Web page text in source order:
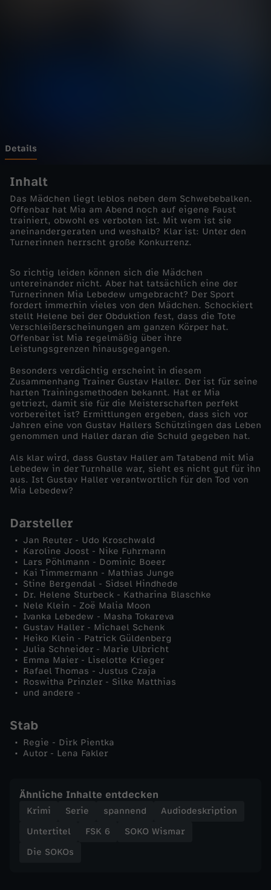
o
n
k
u
r
r
e
n
t
i
n
n
e
n
Details
Inhalt
Das Mädchen liegt leblos neben dem Schwebebalken.
Offenbar hat Mia am Abend noch auf eigene Faust
trainiert, obwohl es verboten ist. Mit wem ist sie
aneinandergeraten und weshalb? Klar ist: Unter den
Turnerinnen herrscht große Konkurrenz.
So richtig leiden können sich die Mädchen
untereinander nicht. Aber hat tatsächlich eine der
Turnerinnen Mia Lebedew umgebracht? Der Sport
fordert immerhin vieles von den Mädchen. Schockiert
stellt Helene bei der Obduktion fest, dass die Tote
Verschleißerscheinungen am ganzen Körper hat.
Offenbar ist Mia regelmäßig über ihre
Leistungsgrenzen hinausgegangen.
Besonders verdächtig erscheint in diesem
Zusammenhang Trainer Gustav Haller. Der ist für seine
harten Trainingsmethoden bekannt. Hat er Mia
getriezt, damit sie für die Meisterschaften perfekt
vorbereitet ist? Ermittlungen ergeben, dass sich vor
Jahren eine von Gustav Hallers Schützlingen das Leben
genommen und Haller daran die Schuld gegeben hat.
Als klar wird, dass Gustav Haller am Tatabend mit Mia
Lebedew in der Turnhalle war, sieht es nicht gut für ihn
aus. Ist Gustav Haller verantwortlich für den Tod von
Mia Lebedew?
Darsteller
Jan Reuter - Udo Kroschwald
Karoline Joost - Nike Fuhrmann
Lars Pöhlmann - Dominic Boeer
Kai Timmermann - Mathias Junge
Stine Bergendal - Sidsel Hindhede
Dr. Helene Sturbeck - Katharina Blaschke
Nele Klein - Zoë Malia Moon
Ivanka Lebedew - Masha Tokareva
Gustav Haller - Michael Schenk
Heiko Klein - Patrick Güldenberg
Julia Schneider - Marie Ulbricht
Emma Maier - Liselotte Krieger
Rafael Thomas - Justus Czaja
Roswitha Prinzler - Silke Matthias
und andere -
Stab
Regie - Dirk Pientka
Autor - Lena Fakler
Ähnliche Inhalte entdecken
Krimi Serie spannend
Audiodeskription
Untertitel
FSK 6
SOKO Wismar
Die SOKOs